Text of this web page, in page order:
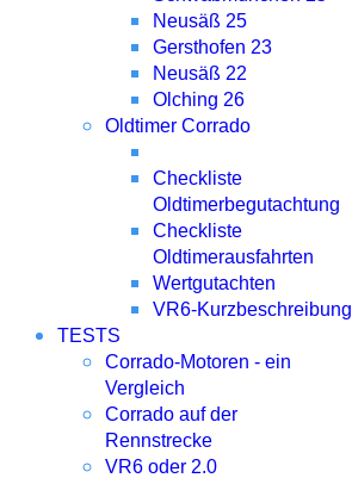
Neusäß 25
Gersthofen 23
Neusäß 22
Olching 26
Oldtimer Corrado
Checkliste
Oldtimerbegutachtung
Checkliste
Oldtimerausfahrten
Wertgutachten
VR6-Kurzbeschreibung
TESTS
Corrado-Motoren - ein
Vergleich
Corrado auf der
Rennstrecke
VR6 oder 2.0